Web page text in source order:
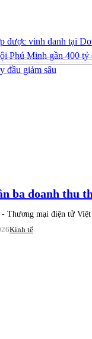
được vinh danh tại
Phú Minh gần 400
đầu giảm sâu
ba doanh thu
Thương mại điện tử Việt
Kinh tế